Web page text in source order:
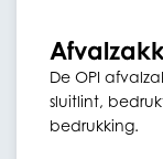
De OPI
sluitlint,
bedrukking.